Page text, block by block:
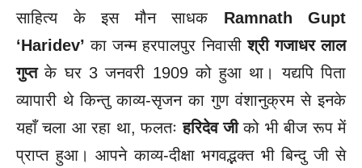
साहित्य के इस मौन साधक Ramnath Gupt
‘Haridev’ का जन्म हरपालपुर निवासीश्री गजाधर लाल
गुप्तके घर 3 जनवरी 1909 को हुआ था। यद्यपि पिता
व्यापारी थे किन्तु काव्य-सृजन का गुण वंशानुक्रम से इनके
यहाँ चला आ रहा था, फलतःहरिदेव जीको भी बीज रूप में
प्राप्त हुआ। आपने काव्य-दीक्षा भगवद्भक्त भी बिन्दु जी से